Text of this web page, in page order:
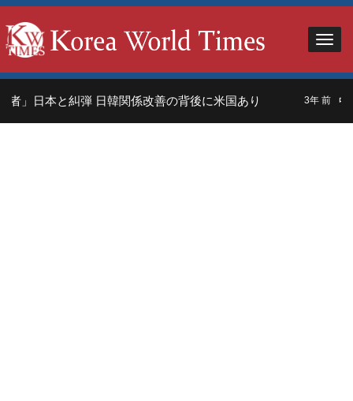
」日本と糾弾 日韓関係改善の背後に米国あり 3年 前 中